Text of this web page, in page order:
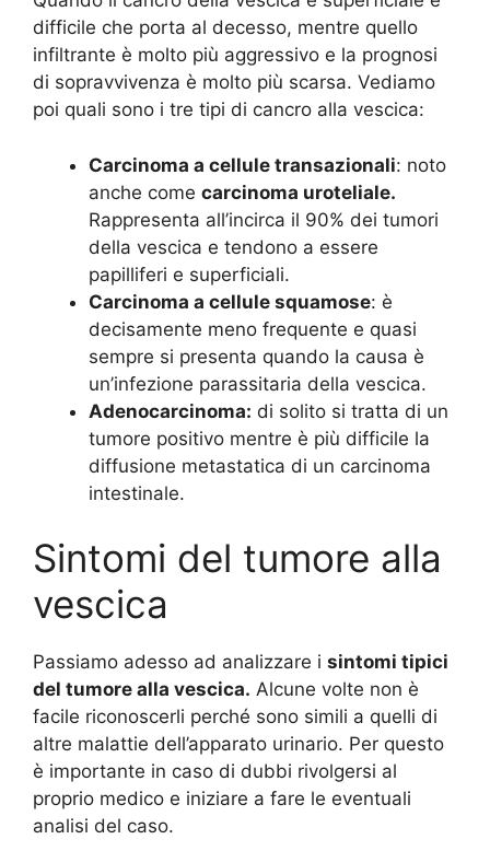
difficile che porta al decesso, mentre quello
infiltrante è molto più aggressivo e la prognosi
di sopravvivenza è molto più scarsa. Vediamo
poi quali sono i tre tipi di cancro alla vescica:
Carcinoma a cellule transazionali: noto
anche come carcinoma uroteliale.
Rappresenta all’incirca il 90% dei tumori
della vescica e tendono a essere
papilliferi e superficiali.
Carcinoma a cellule squamose: è
decisamente meno frequente e quasi
sempre si presenta quando la causa è
un’infezione parassitaria della vescica.
Adenocarcinoma: di solito si tratta di un
tumore positivo mentre è più difficile la
diffusione metastatica di un carcinoma
intestinale.
Sintomi del tumore alla
vescica
Passiamo adesso ad analizzare i sintomi tipici
del tumore alla vescica. Alcune volte non è
facile riconoscerli perché sono simili a quelli di
altre malattie dell’apparato urinario. Per questo
è importante in caso di dubbi rivolgersi al
proprio medico e iniziare a fare le eventuali
analisi del caso.